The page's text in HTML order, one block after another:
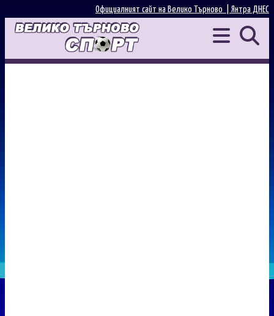
Янтра ДНЕС
Официалният сайт на Велико Търново |